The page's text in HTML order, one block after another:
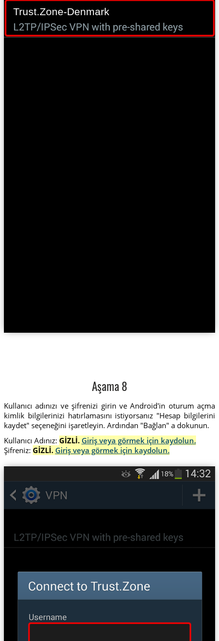
Trust.Zone-Denmark
Aşama 8
Kullanıcı adınızı ve şifrenizi girin ve Android'in oturum açma
kimlik bilgilerinizi hatırlamasını istiyorsanız "Hesap bilgilerini
kaydet" seçeneğini işaretleyin. Ardından "Bağlan" a dokunun.
Kullanıcı Adınız: GİZLİ. Giriş veya görmek için kaydolun.
Şifreniz: GİZLİ. Giriş veya görmek için kaydolun.